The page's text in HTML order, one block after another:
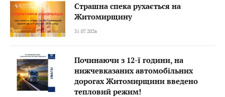
Страшна спека рухається на
Житомирщину
31.07.2026
Починаючи з 12-ї години, на
нижчевказаних автомобільних
дорогах Житомирщини введено
тепловий режим!